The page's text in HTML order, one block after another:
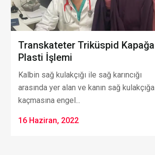
Transkateter Triküspid Kapağa
Plasti İşlemi
Kalbin sağ kulakçığı ile sağ karıncığı
arasında yer alan ve kanın sağ kulakçığa
kaçmasına engel...
16 Haziran, 2022